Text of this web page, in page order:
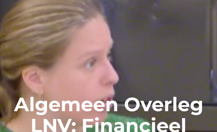
Algemeen Overleg
LNV: Financieel